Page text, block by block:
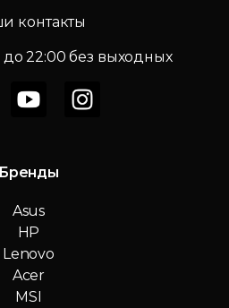
контакты
до 22:00 без выходных
Бренды
Asus
HP
Lenovo
Acer
MSI